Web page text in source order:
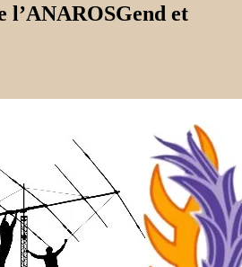
l’ANAROSGend et